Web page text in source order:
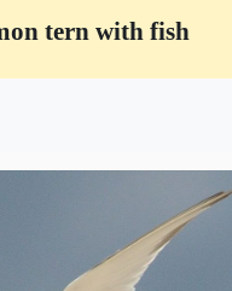
tern with fish